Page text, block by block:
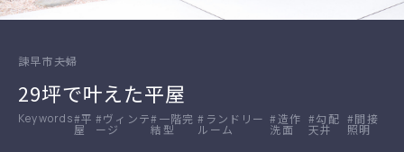
諫早市夫婦
29坪で叶えた平屋
#平
屋
#ヴィンテ
ージ
#一階完
結型
#ランドリー
ルーム
#造作
洗面
#勾配
天井
#間接
照明